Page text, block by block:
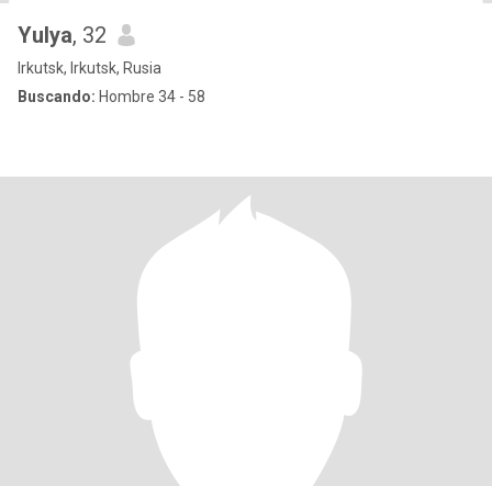
Yulya, 32
Irkutsk, Irkutsk, Rusia
Buscando: Hombre 34 - 58